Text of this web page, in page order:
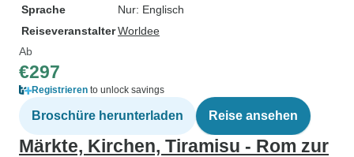
Sprache
Nur: Englisch
ReiseveranstalterWorldee
Ab
€297
Registrieren to unlock savings
Broschüre herunterladen Reise ansehen
Märkte, Kirchen, Tiramisu - Rom zur